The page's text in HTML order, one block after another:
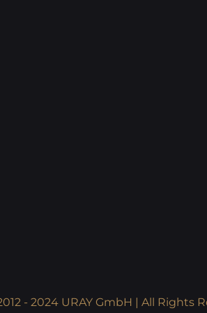
- 2024 URAY GmbH | All Rights